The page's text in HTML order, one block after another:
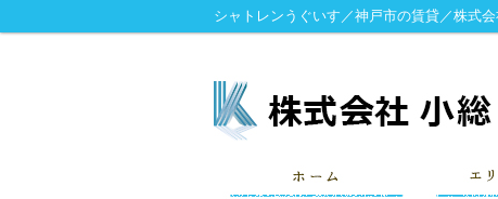
シャトレンうぐいす／神戸市の賃貸／株式